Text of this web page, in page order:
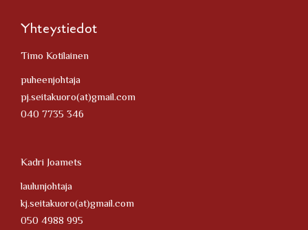
Yhteystiedot
Timo Kotilainen
puheenjohtaja
pj.seitakuoro(at)gmail.com
040 7735 346
Kadri Joamets
laulunjohtaja
kj.seitakuoro(at)gmail.com
050 4988 995